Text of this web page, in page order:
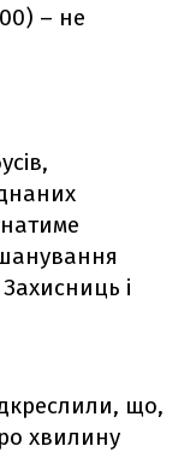
– не
і
що,
хвилину